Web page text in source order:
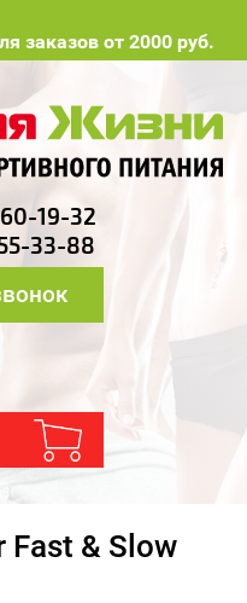
заказов от 2000 руб.
19-32
33-88
Fast & Slow